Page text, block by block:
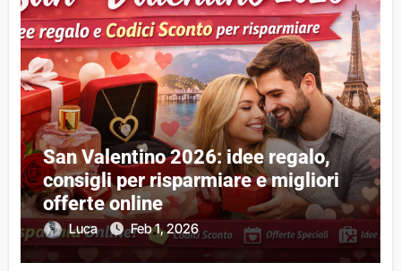
San Valentino 2026: idee regalo,
consigli per risparmiare e migliori
offerte online
Luca Feb 1, 2026